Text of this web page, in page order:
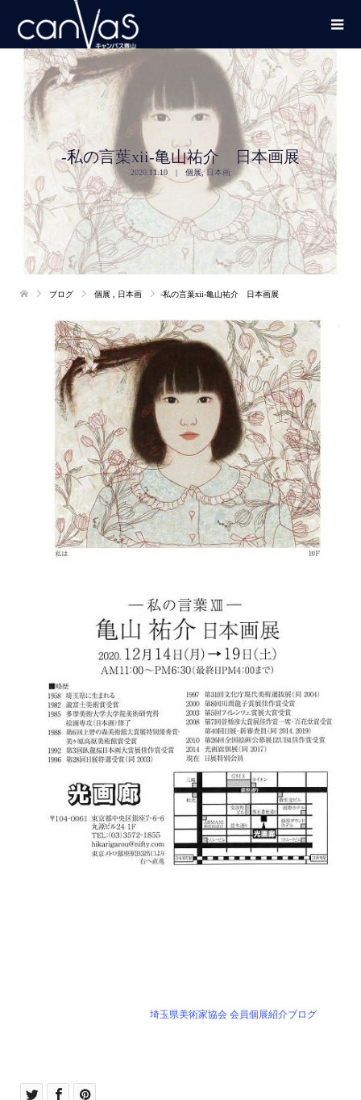
-私の言葉xii-亀山祐介 日本画展
2020.11.10 個展,日本画
ブログ 個展 日本画 -私の言葉xii-亀山祐介 日本画展
埼玉県美術家協会 会員個展紹介ブログ